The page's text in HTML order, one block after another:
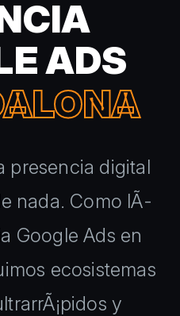
ADS
presencia digital
nada. Como lÃ­
Google Ads en
ecosistemas
y